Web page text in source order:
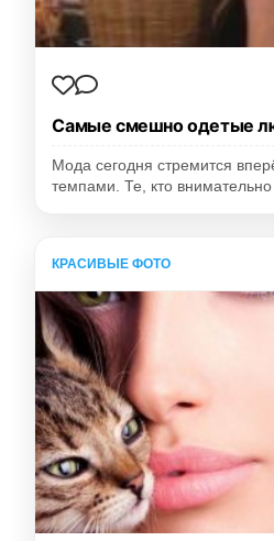
Самые смешно одетые
Мода сегодня стремится
темпами. Те, кто
КРАСИВЫЕ ФОТО